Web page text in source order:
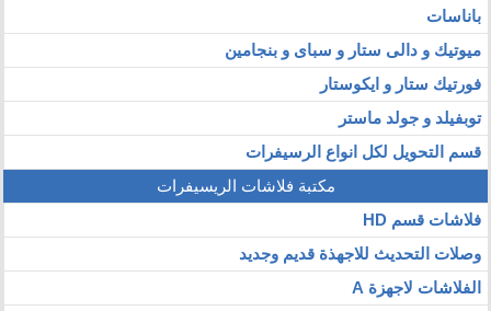
باناسات
ميوتيك و دالى ستار و سباى و بنجامين
فورتيك ستار و ايكوستار
توبفيلد و جولد ماستر
قسم التحويل لكل انواع الرسيفرات
مكتبة فلاشات الريسيفرات
فلاشات قسم HD
وصلات التحديث للاجهذة قديم وجديد
الفلاشات لاجهزة A